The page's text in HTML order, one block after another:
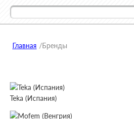
Главная /Бренды
Teka (Испания)